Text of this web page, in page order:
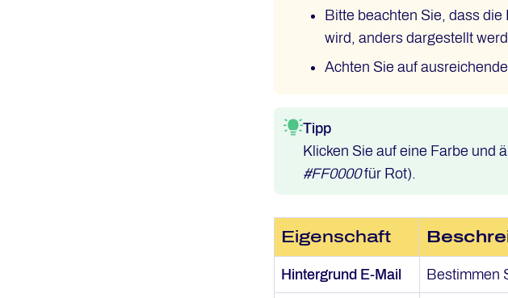
Bitte beachten Sie, dass
wird, anders dargestellt
Achten Sie auf
Tipp
Klicken Sie auf eine Farbe und
#FF0000für Rot).
Eigenschaft
Hintergrund E-Mail Bestimmen